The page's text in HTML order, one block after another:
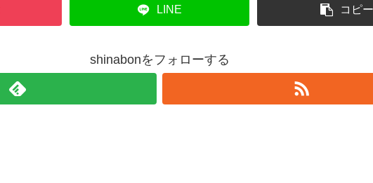
LINE コピー
shinabonをフォローする